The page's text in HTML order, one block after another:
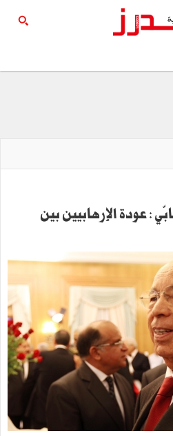
: عودة الإرهابيين بين